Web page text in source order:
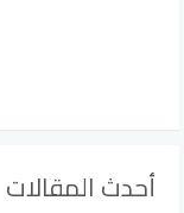
أحدث المقالات